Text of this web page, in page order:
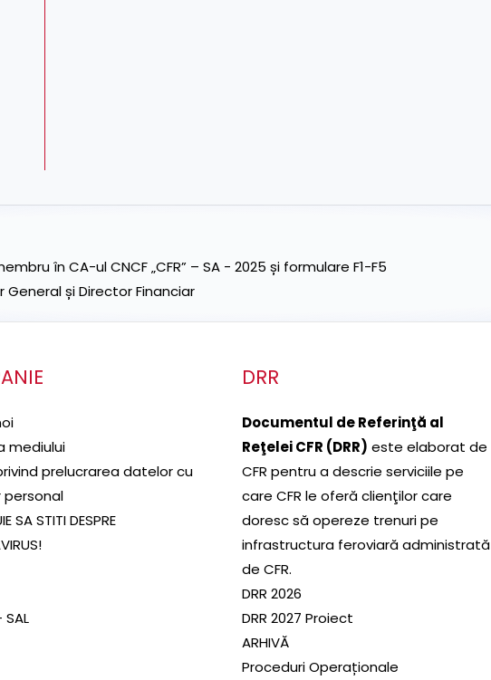
în CA-ul CNCF „CFR” – SA - 2025 și formulare F1-F5
și Director Financiar
mediului
prelucrarea datelor cu
SA STITI DESPRE
SAL
DRR
Documentul de Referinţă al
Reţelei CFR (DRR) este elaborat de
CFR pentru a descrie serviciile pe
care CFR le oferă clienţilor care
doresc să opereze trenuri pe
infrastructura feroviară administrată
de CFR.
DRR 2026
DRR 2027 Proiect
ARHIVĂ
Proceduri Operaționale